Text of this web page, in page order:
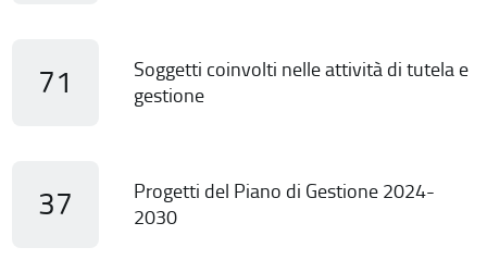
71
Soggetti coinvolti nelle attività di tutela e
gestione
37
Progetti del Piano di Gestione 2024-
2030